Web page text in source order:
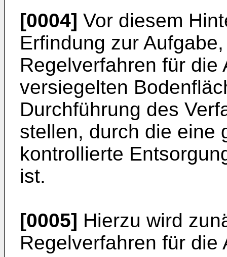
[0004] Vor diesem
Erfindung zur
Regelverfahren für
versiegelten
Durchführung des
stellen, durch die eine
kontrollierte
ist.
[0005] Hierzu wird
Regelverfahren für die